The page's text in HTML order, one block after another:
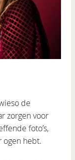
de
zorgen voor
foto’s,
ogen hebt.